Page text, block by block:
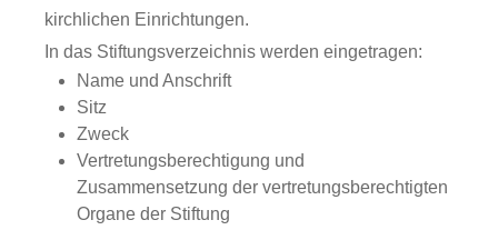
kirchlichen Einrichtungen.
In das Stiftungsverzeichnis werden eingetragen:
Name und Anschrift
Sitz
Zweck
Vertretungsberechtigung und
Zusammensetzung der vertretungsberechtigten
Organe der Stiftung